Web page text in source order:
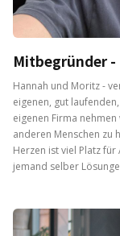
Mitbegründer
Hannah und Moritz -
eigenen, gut
eigenen Firma
anderen Menschen zu
Herzen ist viel Platz
jemand selber